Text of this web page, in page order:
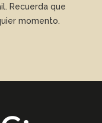
Recuerda que
momento.